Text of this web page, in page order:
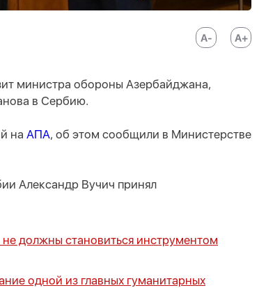
министра обороны Азербайджана,
в Сербию.
на АПА, об этом сообщили в Министерстве
Александр Вучич принял
должны становиться инструментом
одной из главных гуманитарных